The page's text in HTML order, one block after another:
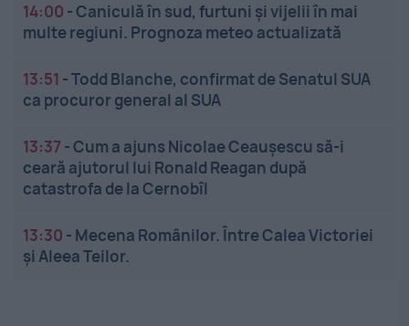
14:00 -Caniculă în sud, furtuni și vijelii în mai
multe regiuni. Prognoza meteo actualizată
13:51 -Todd Blanche, confirmat de Senatul SUA
ca procuror general al SUA
13:37 -Cum a ajuns Nicolae Ceaușescu să-i
ceară ajutorul lui Ronald Reagan după
catastrofa de la Cernobîl
13:30 - Mecena Românilor. Între Calea Victoriei
și Aleea Teilor.